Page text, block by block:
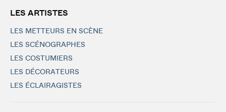
LES ARTISTES
LES METTEURS EN SCÈNE
LES SCÉNOGRAPHES
LES COSTUMIERS
LES DÉCORATEURS
LES ÉCLAIRAGISTES